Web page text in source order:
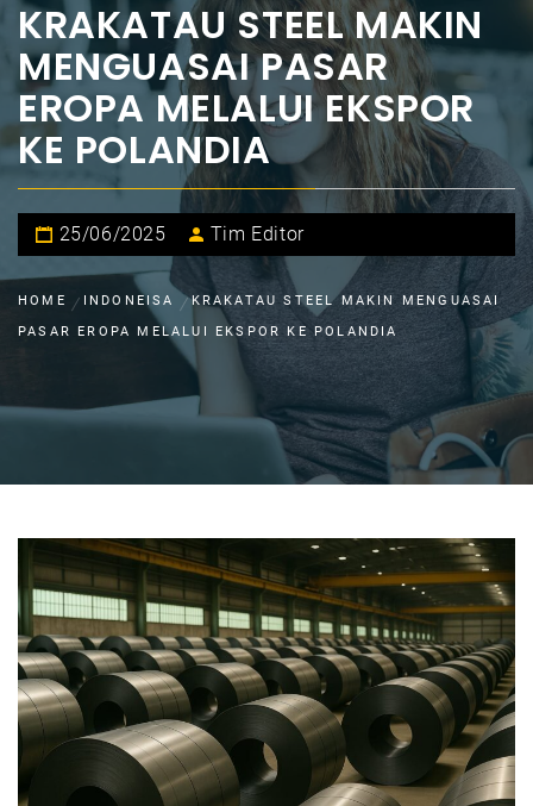
KRAKATAU STEEL MAKIN
MENGUASAI PASAR
EROPA MELALUI EKSPOR
KE POLANDIA
25/06/2025 Tim Editor
HOME INDONEISA
KRAKATAU STEEL MAKIN MENGUASAI
PASAR EROPA MELALUI EKSPOR KE POLANDIA